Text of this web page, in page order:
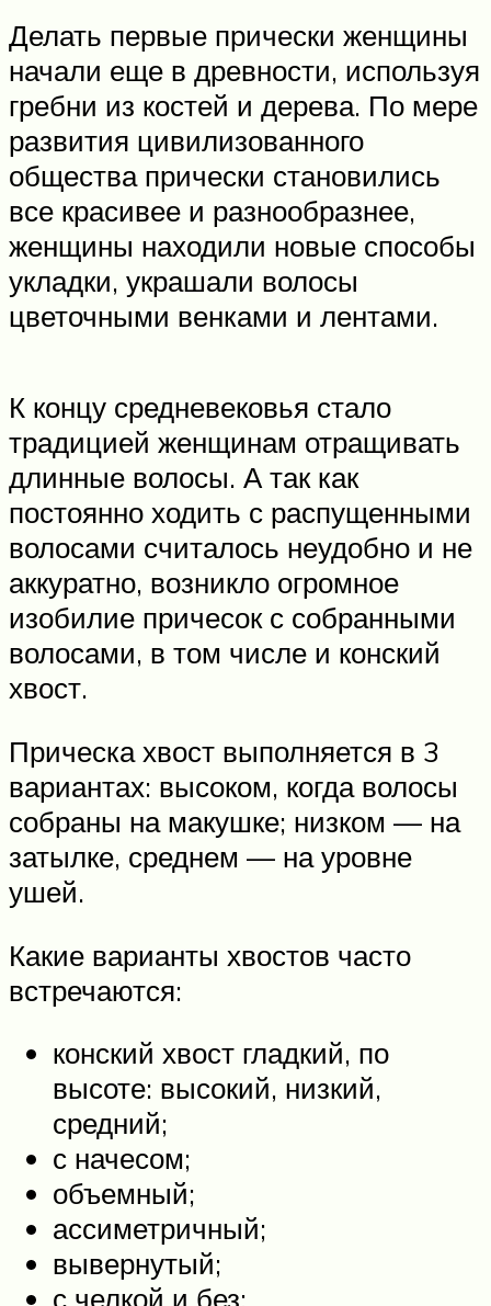
Делать первые прически женщины
начали еще в древности, используя
гребни из костей и дерева. По мере
развития цивилизованного
общества прически становились
все красивее и разнообразнее,
женщины находили новые способы
укладки, украшали волосы
цветочными венками и лентами.
К концу средневековья стало
традицией женщинам отращивать
длинные волосы. А так как
постоянно ходить с распущенными
волосами считалось неудобно и не
аккуратно, возникло огромное
изобилие причесок с собранными
волосами, в том числе и конский
хвост.
Прическа хвост выполняется в 3
вариантах: высоком, когда волосы
собраны на макушке; низком — на
затылке, среднем — на уровне
ушей.
Какие варианты хвостов часто
встречаются:
конский хвост гладкий, по
высоте: высокий, низкий,
средний;
с начесом;
объемный;
ассиметричный;
вывернутый;
с челкой и без;